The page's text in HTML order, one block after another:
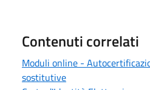
Contenuti correlati
Moduli online -
sostitutive